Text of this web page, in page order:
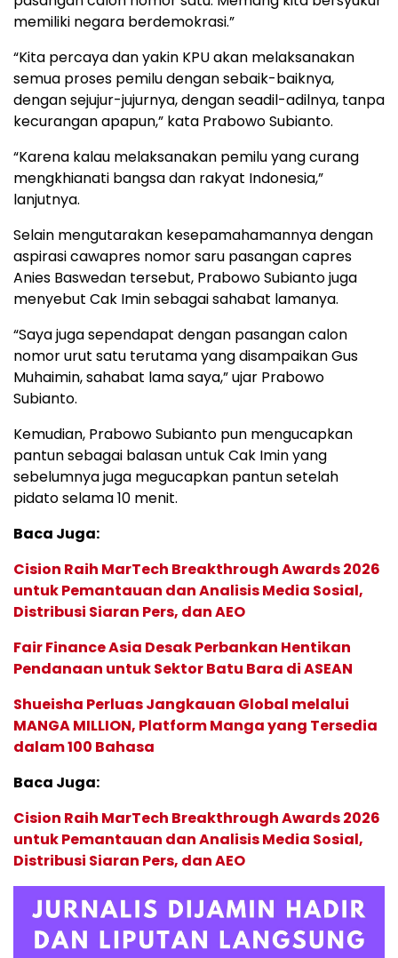
memiliki negara berdemokrasi.”
“Kita percaya dan yakin KPU akan melaksanakan
semua proses pemilu dengan sebaik-baiknya,
dengan sejujur-jujurnya, dengan seadil-adilnya, tanpa
kecurangan apapun,” kata Prabowo Subianto.
“Karena kalau melaksanakan pemilu yang curang
mengkhianati bangsa dan rakyat Indonesia,”
lanjutnya.
Selain mengutarakan kesepamahamannya dengan
aspirasi cawapres nomor saru pasangan capres
Anies Baswedan tersebut, Prabowo Subianto juga
menyebut Cak Imin sebagai sahabat lamanya.
“Saya juga sependapat dengan pasangan calon
nomor urut satu terutama yang disampaikan Gus
Muhaimin, sahabat lama saya,” ujar Prabowo
Subianto.
Kemudian, Prabowo Subianto pun mengucapkan
pantun sebagai balasan untuk Cak Imin yang
sebelumnya juga megucapkan pantun setelah
pidato selama 10 menit.
Baca Juga:
Cision Raih MarTech Breakthrough Awards 2026
untuk Pemantauan dan Analisis Media Sosial,
Distribusi Siaran Pers, dan AEO
Fair Finance Asia Desak Perbankan Hentikan
Pendanaan untuk Sektor Batu Bara di ASEAN
Shueisha Perluas Jangkauan Global melalui
MANGA MILLION, Platform Manga yang Tersedia
dalam 100 Bahasa
Baca Juga:
Cision Raih MarTech Breakthrough Awards 2026
untuk Pemantauan dan Analisis Media Sosial,
Distribusi Siaran Pers, dan AEO